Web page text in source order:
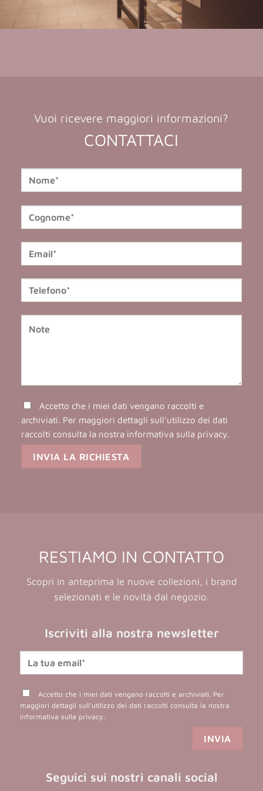
Vuoi ricevere maggiori informazioni?
CONTATTACI
Accetto che i miei dati vengano raccolti e
archiviati. Per maggiori dettagli sull'utilizzo dei dati
raccolti consulta la nostra informativa sulla privacy.
RESTIAMO IN CONTATTO
Scopri in anteprima le nuove collezioni, i brand
selezionati e le novità dal negozio.
Iscriviti alla nostra newsletter
Accetto che i miei dati vengano raccolti e archiviati. Per
maggiori dettagli sull'utilizzo dei dati raccolti consulta la nostra
informativa sulla privacy.
Seguici sui nostri canali social